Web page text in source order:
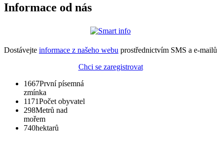
Informace od nás
Dostávejte informace z našeho webu prostřednictvím SMS a e-mailů
Chci se zaregistrovat
1667První písemná
zmínka
1171Počet obyvatel
298Metrů nad
mořem
740hektarů